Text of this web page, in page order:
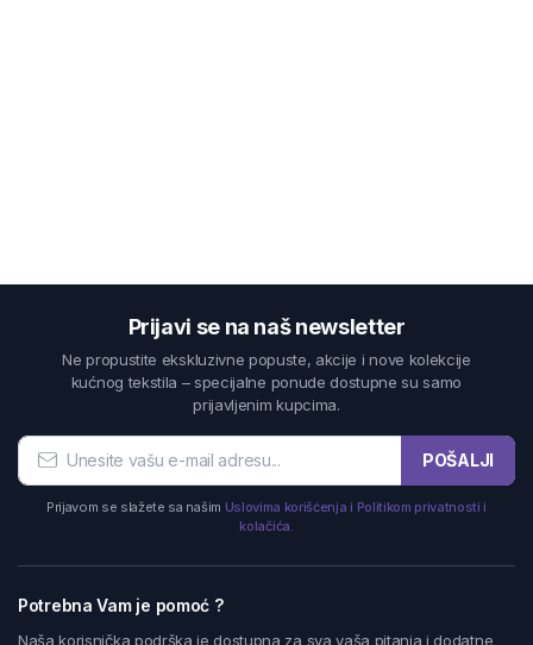
Prijavi se na naš newsletter
Ne propustite ekskluzivne popuste, akcije i nove kolekcije
kućnog tekstila – specijalne ponude dostupne su samo
prijavljenim kupcima.
POŠALJI
Prijavom se slažete sa našim Uslovima korišćenja i Politikom privatnosti i
kolačića.
Potrebna Vam je pomoć ?
Naša korisnička podrška je dostupna za sva vaša pitanja i dodatne